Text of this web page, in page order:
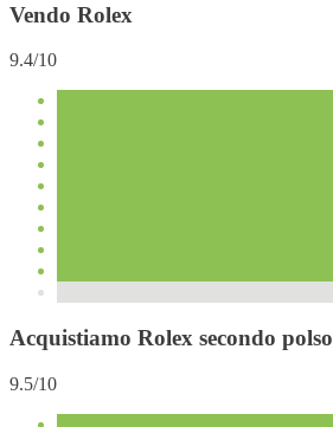
Vendo Rolex
9.4/10
Acquistiamo Rolex secondo polso
9.5/10